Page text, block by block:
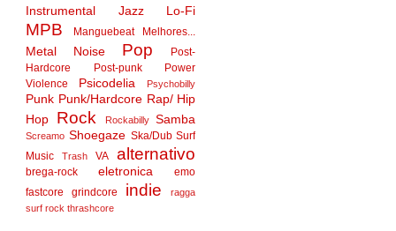
Instrumental Jazz Lo-Fi
MPB Manguebeat Melhores...
Metal Noise Pop
Post-
Hardcore
Post-punk
Power
Violence
Psicodelia Psychobilly
Punk Punk/Hardcore Rap/ Hip
Hop
Rock Rockabilly Samba
Screamo Shoegaze Ska/Dub Surf
Music
Trash VA alternativo
brega-rock eletronica
emo
fastcore
grindcore indie
ragga
surf rock thrashcore